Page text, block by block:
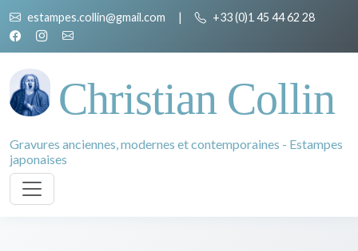
estampes.collin@gmail.com | +33 (0)1 45 44 62 28
Christian Collin
Gravures anciennes, modernes et contemporaines - Estampes
japonaises